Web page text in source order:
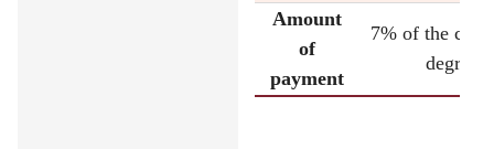
Amount
of
payment
7% of the
degree